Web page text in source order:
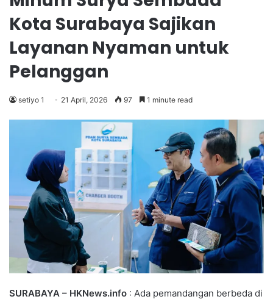
Kota Surabaya Sajikan
Layanan Nyaman untuk
Pelanggan
setiyo 1 21 April, 2026 97 1 minute read
SURABAYA – HKNews.info : Ada pemandangan berbeda di